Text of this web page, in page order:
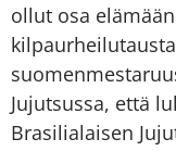
ollut osa
Jujutsussa, että
Brasilialaisen